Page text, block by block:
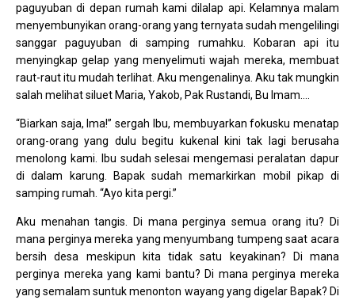
paguyuban di depan rumah kami dilalap api. Kelamnya malam
menyembunyikan orang-orang yang ternyata sudah mengelilingi
sanggar paguyuban di samping rumahku. Kobaran api itu
menyingkap gelap yang menyelimuti wajah mereka, membuat
raut-raut itu mudah terlihat. Aku mengenalinya. Aku tak mungkin
salah melihat siluet Maria, Yakob, Pak Rustandi, Bu Imam….
“Biarkan saja, Ima!” sergah Ibu, membuyarkan fokusku menatap
orang-orang yang dulu begitu kukenal kini tak lagi berusaha
menolong kami. Ibu sudah selesai mengemasi peralatan dapur
di dalam karung. Bapak sudah memarkirkan mobil pikap di
samping rumah. “Ayo kita pergi.”
Aku menahan tangis. Di mana perginya semua orang itu? Di
mana perginya mereka yang menyumbang tumpeng saat acara
bersih desa meskipun kita tidak satu keyakinan? Di mana
perginya mereka yang kami bantu? Di mana perginya mereka
yang semalam suntuk menonton wayang yang digelar Bapak? Di